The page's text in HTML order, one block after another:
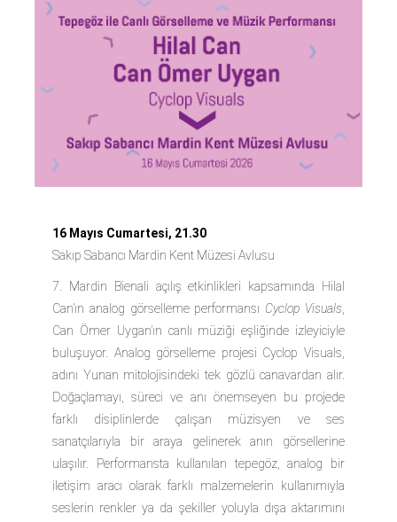
16 Mayıs Cumartesi, 21.30
Sakıp Sabancı Mardin Kent Müzesi Avlusu
7. Mardin Bienali açılış etkinlikleri kapsamında Hilal
Can’ın analog görselleme performansı Cyclop Visuals,
Can Ömer Uygan’ın canlı müziği eşliğinde izleyiciyle
buluşuyor. Analog görselleme projesi Cyclop Visuals,
adını Yunan mitolojisindeki tek gözlü canavardan alır.
Doğaçlamayı, süreci ve anı önemseyen bu projede
farklı disiplinlerde çalışan müzisyen ve ses
sanatçılarıyla bir araya gelinerek anın görsellerine
ulaşılır. Performansta kullanılan tepegöz, analog bir
iletişim aracı olarak farklı malzemelerin kullanımıyla
seslerin renkler ya da şekiller yoluyla dışa aktarımını